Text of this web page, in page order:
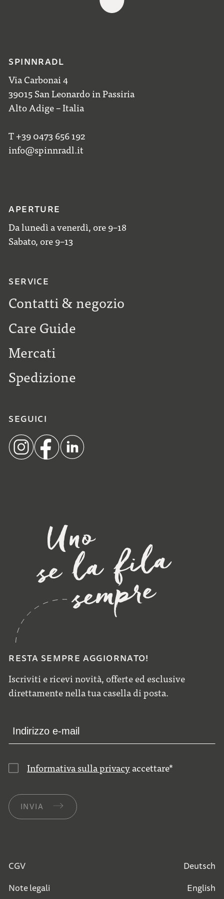
RESTA SEMPRE AGGIORNATO!
Iscriviti e ricevi novità, offerte ed esclusive
direttamente nella tua casella di posta.
Informativa sulla privacy accettare*
INVIA
SPINNRADL
Via Carbonai 4
39015 San Leonardo in Passiria
Alto Adige – Italia
T +39 0473 656 192
info@spinnradl.it
APERTURE
Da lunedì a venerdì, ore 9–18
Sabato, ore 9–13
SERVICE
Contatti & negozio
Care Guide
Mercati
Spedizione
SEGUICI
CGV
Note legali
Deutsch
English